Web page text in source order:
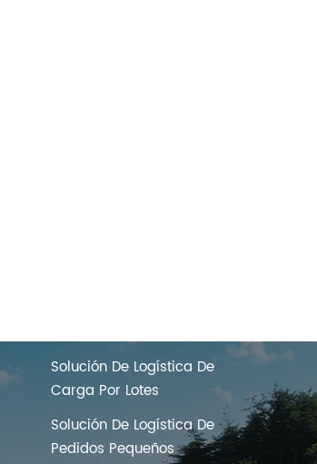
Solución De Logística De
Carga Por Lotes
Solución De Logística De
Pedidos Pequeños